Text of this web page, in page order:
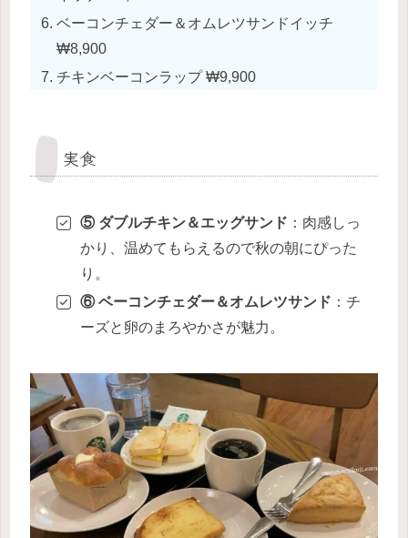
ベーコンチェダー＆オムレツサンドイッチ
₩8,900
チキンベーコンラップ ₩9,900
実食
⑤ ダブルチキン＆エッグサンド ：肉感しっ
かり、温めてもらえるので秋の朝にぴった
り。
⑥ ベーコンチェダー＆オムレツサンド ：チ
ーズと卵のまろやかさが魅力。